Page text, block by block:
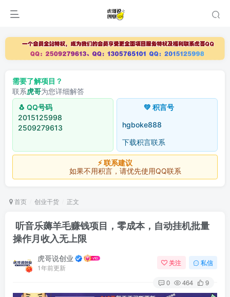
需要了解项目？
联系虎哥为您详细解答
🐧 QQ号码
2015125998
2509279613
💚 积言号
hgboke888
下载积言联系
⚡ 联系建议
如果不用积言，请优先使用QQ联系
首页 创业干货 正文
听音乐薅羊毛赚钱项目，零成本，自动挂机批量
操作月收入无上限
虎哥说创业
1年前更新
关注 私信
0 464 9